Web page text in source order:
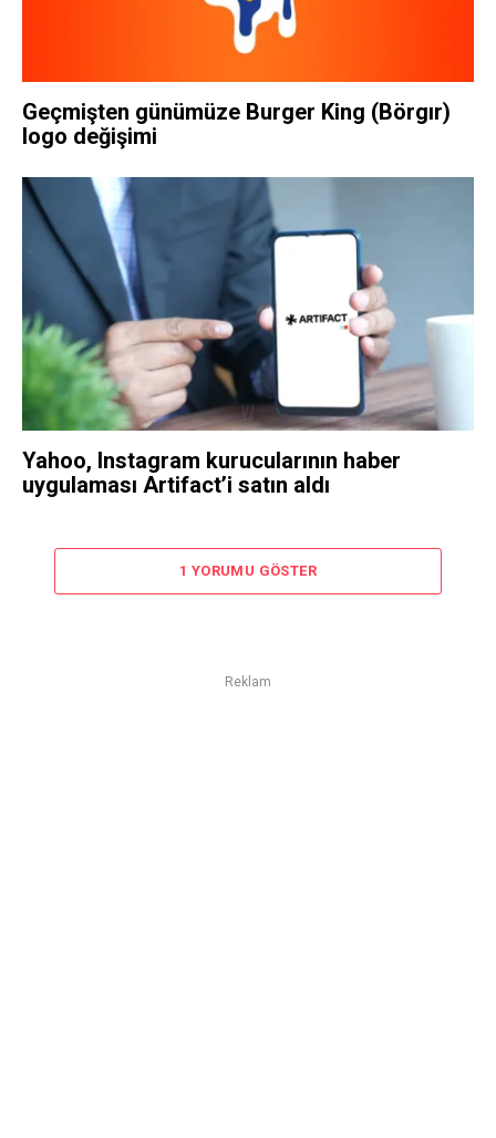
Geçmişten günümüze Burger King (Börgır)
logo değişimi
Yahoo, Instagram kurucularının haber
uygulaması Artifact’i satın aldı
1 YORUMU GÖSTER
Reklam